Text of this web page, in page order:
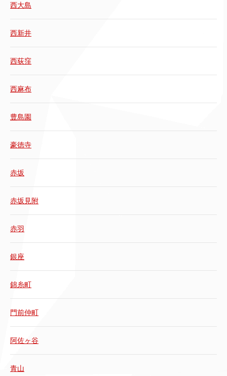
西大島
西新井
西荻窪
西麻布
豊島園
豪徳寺
赤坂
赤坂見附
赤羽
銀座
錦糸町
門前仲町
阿佐ヶ谷
青山